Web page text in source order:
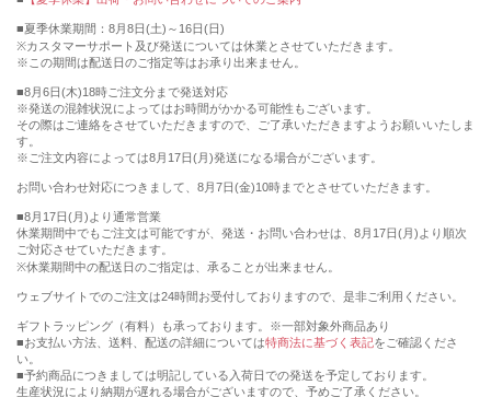
■夏季休業期間：8月8日(土)～16日(日)
※カスタマーサポート及び発送については休業とさせていただきます。
※この期間は配送日のご指定等はお承り出来ません。
■8月6日(木)18時ご注文分まで発送対応
※発送の混雑状況によってはお時間がかかる可能性もございます。
その際はご連絡をさせていただきますので、ご了承いただきますようお願いいたしま
す。
※ご注文内容によっては8月17日(月)発送になる場合がございます。
お問い合わせ対応につきまして、8月7日(金)10時までとさせていただきます。
■8月17日(月)より通常営業
休業期間中でもご注文は可能ですが、発送・お問い合わせは、8月17日(月)より順次
ご対応させていただきます。
※休業期間中の配送日のご指定は、承ることが出来ません。
ウェブサイトでのご注文は24時間お受付しておりますので、是非ご利用ください。
ギフトラッピング（有料）も承っております。※一部対象外商品あり
■お支払い方法、送料、配送の詳細については特商法に基づく表記をご確認くださ
い。
■予約商品につきましては明記している入荷日での発送を予定しております。
生産状況により納期が遅れる場合がございますので、予めご了承ください。